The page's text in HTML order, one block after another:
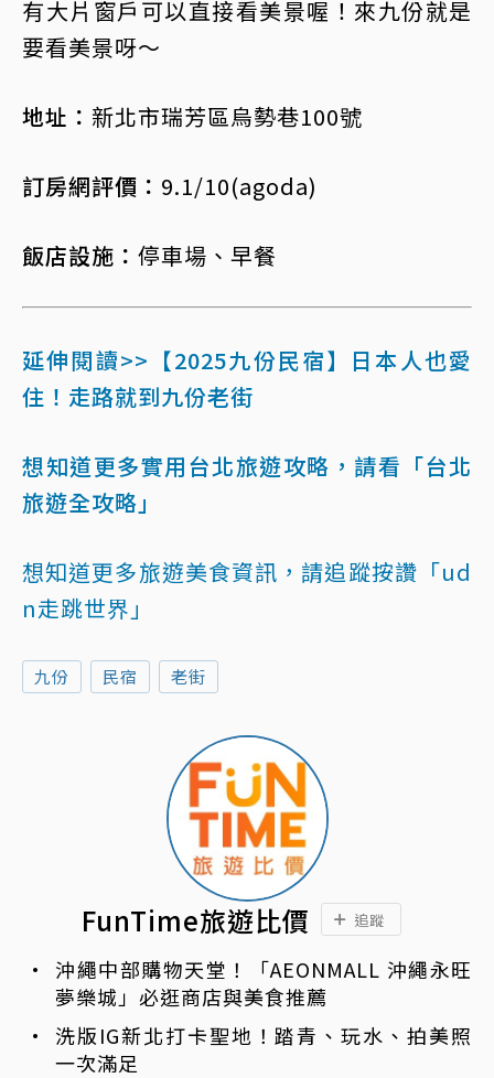
有大片窗戶可以直接看美景喔！來九份就是
要看美景呀～
地址： 新北市瑞芳區烏勢巷100號
訂房網評價： 9.1/10(agoda)
飯店設施： 停車場、早餐
延伸閱讀>>【2025九份民宿】日本人也愛
住！走路就到九份老街
想知道更多實用台北旅遊攻略，請看「台北
旅遊全攻略」
想知道更多旅遊美食資訊，請追蹤按讚「ud
n走跳世界」
九份 民宿 老街
FunTime旅遊比價 追蹤
沖繩中部購物天堂！「AEONMALL 沖繩永旺
夢樂城」必逛商店與美食推薦
洗版IG新北打卡聖地！踏青、玩水、拍美照
一次滿足